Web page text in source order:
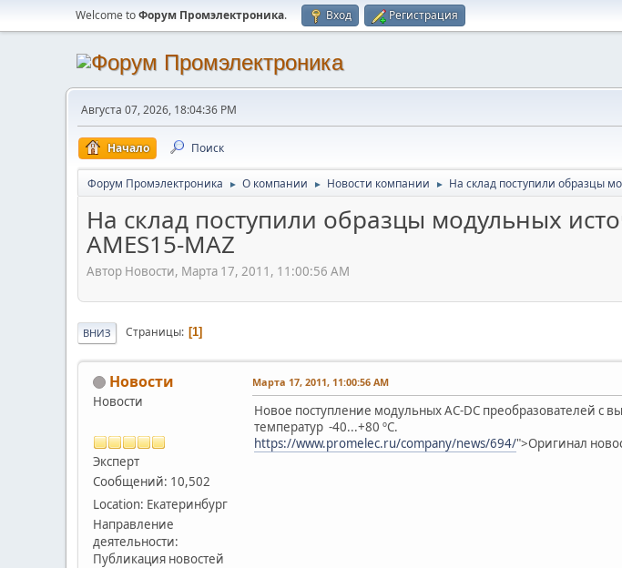
Welcome toФорум Промэлектроника. Вход Регистрация
Августа 07, 2026, 18:04:36 PM
Начало Поиск
Форум Промэлектроника ► О компании ► Новости компании ► На склад поступили образцы
На склад поступили образцы модульных
AMES15-MAZ
Автор Новости, Марта 17, 2011, 11:00:56 AM
ВНИЗ Страницы 1
Новости
Новости
Эксперт
Сообщений: 10,502
Location: Екатеринбург
Направление
деятельности:
Публикация новостей
Марта 17, 2011, 11:00:56 AM
Новое поступление модульных AC-DC преобразователей
температур -40...+80 ºС.
https://www.promelec.ru/company/news/694/">Оригинал